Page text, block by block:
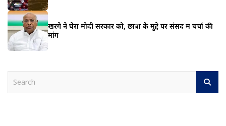
खरगे ने घेरा मोदी सरकार को, छात्रों के मुद्दे पर संसद में चर्चा की
मांग